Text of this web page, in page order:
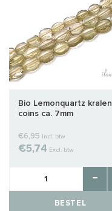
Bio Lemonquartz kralen
coins ca. 7mm
€6,95 Incl. btw
€5,74 Excl. btw
BESTEL